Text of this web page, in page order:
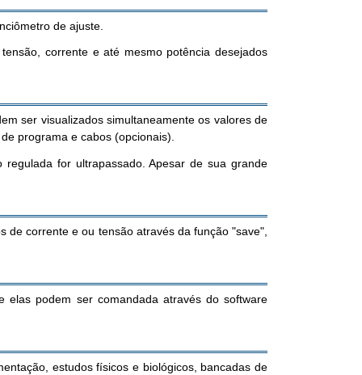
de ajuste.
corrente e até mesmo potência desejados
ser visualizados simultaneamente os valores de
programa e cabos (opcionais).
for ultrapassado. Apesar de sua grande
corrente e ou tensão através da função "save",
elas podem ser comandada através do software
estudos físicos e biológicos, bancadas de